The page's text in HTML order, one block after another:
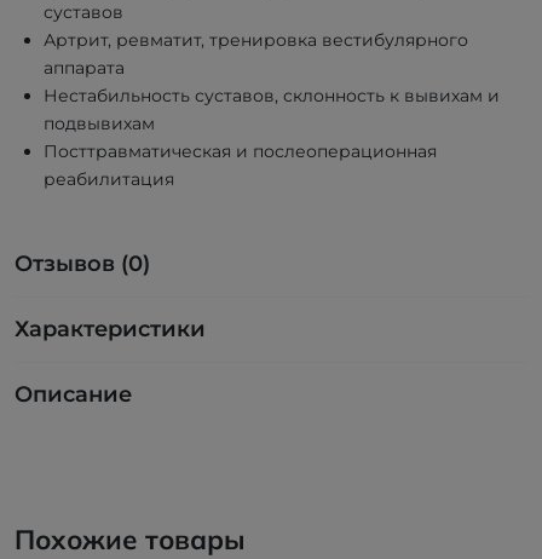
суставов
Артрит, ревматит, тренировка вестибулярного
аппарата
Нестабильность суставов, склонность к вывихам и
подвывихам
Посттравматическая и послеоперационная
реабилитация
Отзывов (0)
Характеристики
Описание
Похожие товары